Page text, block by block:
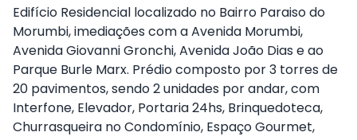
Edifício Residencial localizado no Bairro Paraiso do
Morumbi, imediações com a Avenida Morumbi,
Avenida Giovanni Gronchi, Avenida João Dias e ao
Parque Burle Marx. Prédio composto por 3 torres de
20 pavimentos, sendo 2 unidades por andar, com
Interfone, Elevador, Portaria 24hs, Brinquedoteca,
Churrasqueira no Condomínio, Espaço Gourmet,